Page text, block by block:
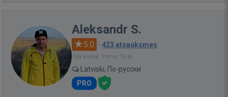
Aleksandr S.
5.0 · 423 atsauksmes
Bija vietnē: Pirms 10 st.
Latviski, По-русски
PRO